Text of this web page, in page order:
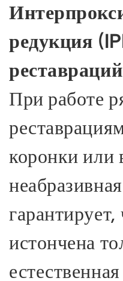
редукция
реставраций
При работе
коронки или
гарантирует,
истончена